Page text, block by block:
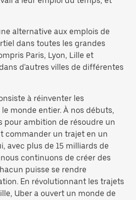
alternative aux emplois de
dans toutes les grandes
Paris, Lyon, Lille et
d'autres villes de différentes
à réinventer les
monde entier. À nos débuts,
pour ambition de résoudre un
commander un trajet en un
avec plus de 15 milliards de
continuons de créer des
puisse se rendre
En révolutionnant les trajets
Uber a ouvert un monde de